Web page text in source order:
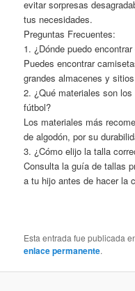
evitar sorpresas
tus necesidades.
Preguntas Frecuentes:
1. ¿Dónde puedo
Puedes encontrar
grandes almacenes y
2. ¿Qué materiales son
fútbol?
Los materiales más
de algodón, por su
3. ¿Cómo elijo la talla
Consulta la guía de tallas
a tu hijo antes de hacer la
Esta entrada fue publicada
enlace permanente.